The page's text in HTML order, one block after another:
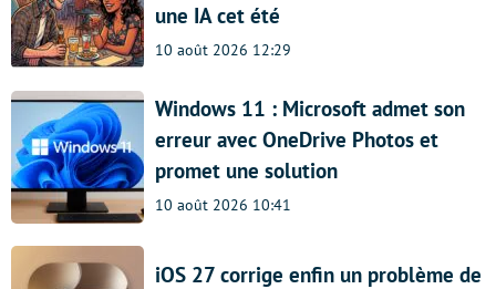
une IA cet été
10 août 2026 12:29
Windows 11 : Microsoft admet son
erreur avec OneDrive Photos et
promet une solution
10 août 2026 10:41
iOS 27 corrige enfin un problème de